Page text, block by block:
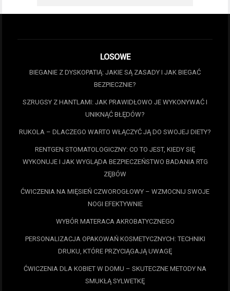
LOSOWE
BIEGANIE Z DYSKOPATIĄ: JAKIE SĄ ZASADY I JAK BIEGAĆ
BEZPIECZNIE?
SZRUGSY Z HANTLAMI: JAK PRAWIDŁOWO JE WYKONYWAĆ I
UNIKNĄĆ BŁĘDÓW?
RUKOLA – DLACZEGO WARTO WŁĄCZYĆ JĄ DO SWOJEJ DIETY?
RENTGEN STOMATOLOGICZNY: CO TO JEST, KIEDY SIĘ
WYKONUJE I JAK WYGLĄDA BEZPIECZEŃSTWO BADANIA RTG
ZĘBÓW
ĆWICZENIA NA MIĘSIEŃ CZWOROGŁOWY – WZMOCNIJ SWOJE
NOGI EFEKTYWNIE
WYBÓR MATERACA AKROBATYCZNEGO
PERSONALIZACJA OPAKOWAŃ KOSMETYCZNYCH: TECHNIKI
DRUKU, KTÓRE PRZYCIĄGAJĄ UWAGĘ
ĆWICZENIA DLA KOBIET W DOMU – SKUTECZNE METODY NA
SMUKŁĄ SYLWETKĘ